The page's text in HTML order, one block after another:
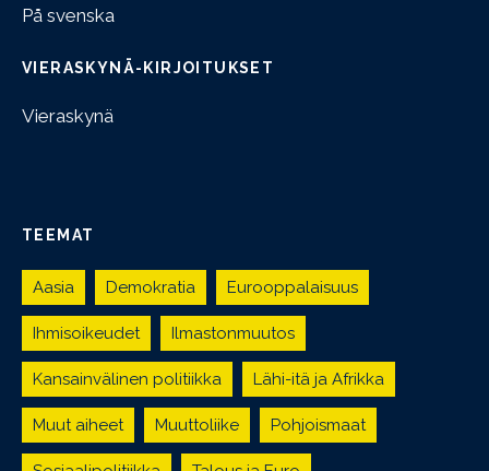
På svenska
VIERASKYNÄ-KIRJOITUKSET
Vieraskynä
TEEMAT
Aasia Demokratia Eurooppalaisuus
Ihmisoikeudet Ilmastonmuutos
Kansainvälinen politiikka Lähi-itä ja Afrikka
Muut aiheet Muuttoliike Pohjoismaat